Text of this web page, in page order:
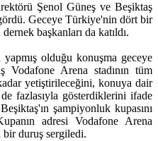
Şenol Güneş ve Beşiktaş
Geceye Türkiye'nin dört bir
başkanları da katıldı.
olduğu konuşma geceye
Vodafone Arena stadının tüm
yetiştirileceğini, konuya dair
fazlasıyla gösterdiklerini ifade
şampiyonluk kupasını
adresi Vodafone Arena
bir duruş sergiledi.